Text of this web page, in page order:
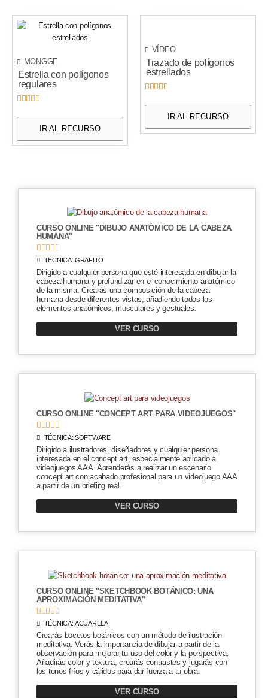
MONGGE
Estrella con polígonos
regulares
    
IR AL RECURSO
VÍDEO
Trazado de polígonos
estrellados
    
IR AL RECURSO
CURSO ONLINE "DIBUJO ANATÓMICO DE LA CABEZA
HUMANA"
    
TÉCNICA:GRAFITO
Dirigido a cualquier persona que esté interesada en dibujar la
cabeza humana y profundizar en el conocimiento anatómico
de la misma. Crearás una composición de la cabeza
humana desde diferentes vistas, añadiendo todos los
elementos anatómicos, musculares y gestuales.
VER CURSO
CURSO ONLINE "CONCEPT ART PARA VIDEOJUEGOS"
    
TÉCNICA:SOFTWARE
Dirigido a ilustradores, diseñadores y cualquier persona
interesada en el concept art, especialmente aplicado a
videojuegos AAA. Aprenderás a realizar un escenario
concept art con acabado profesional para un videojuego AAA
a partir de un briefing real.
VER CURSO
CURSO ONLINE "SKETCHBOOK BOTÁNICO: UNA
APROXIMACIÓN MEDITATIVA"

TÉCNICA:ACUARELA
Crearás bocetos botánicos con un método de ilustración
meditativa. Verás la importancia de dibujar a partir de la
observación para mejorar tu uso del color y la perspectiva.
Añadirás color y textura, crearás contrastes y jugarás con
los tonos fríos y cálidos para dar fuerza a tu obra.
VER CURSO